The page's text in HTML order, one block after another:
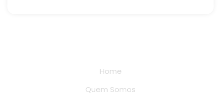
Home
Quem Somos